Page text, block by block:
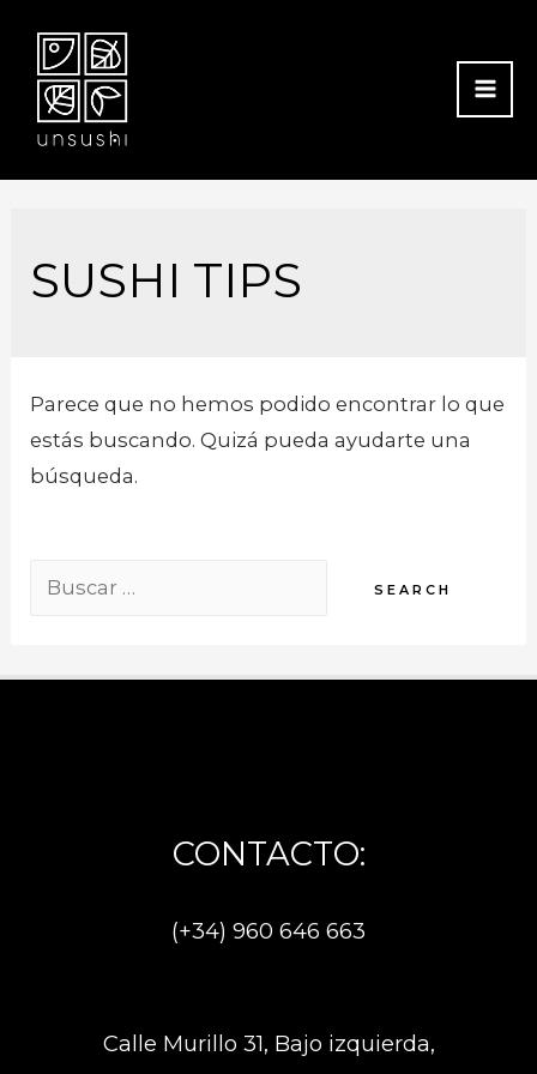
SUSHI TIPS
Parece que no hemos podido encontrar lo que
estás buscando. Quizá pueda ayudarte una
búsqueda.
Buscar
CONTACTO:
(+34) 960 646 663
Calle Murillo 31, Bajo izquierda,